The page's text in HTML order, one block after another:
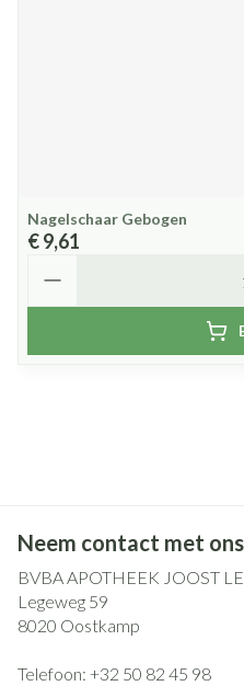
Nagelschaar Gebogen
€ 9,61
Neem contact met
BVBA APOTHEEK JOOST
Legeweg 59
8020 Oostkamp
Telefoon: +32 50 82 45 98